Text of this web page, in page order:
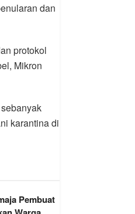
dan
protokol
Mikron
karantina di
Pembuat